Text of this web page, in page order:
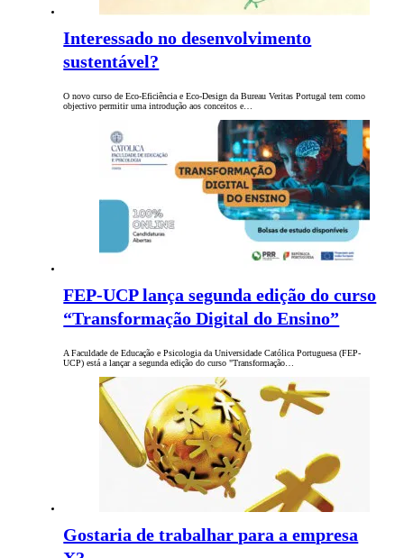
Interessado no desenvolvimento
sustentável?
O novo curso de Eco-Eficiência e Eco-Design da Bureau Veritas Portugal tem como
objectivo permitir uma introdução aos conceitos e…
FEP-UCP lança segunda edição do curso
“Transformação Digital do Ensino”
A Faculdade de Educação e Psicologia da Universidade Católica Portuguesa (FEP-
UCP) está a lançar a segunda edição do curso "Transformação…
Gostaria de trabalhar para a empresa